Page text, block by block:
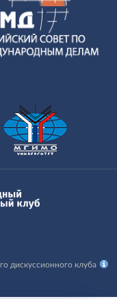
дискуссионного клуба